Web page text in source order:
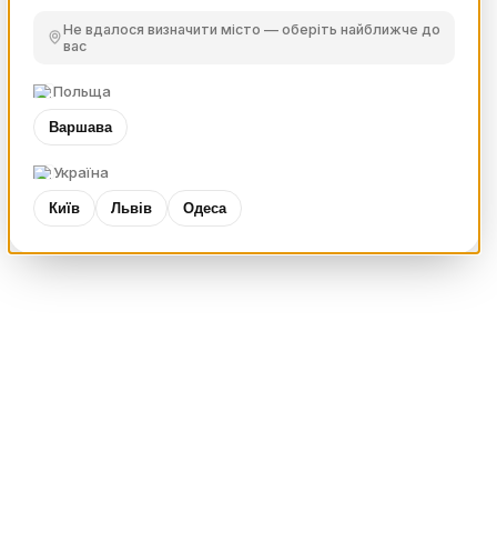
Не вдалося визначити місто — оберіть найближче до
вас
Польща
Варшава
Україна
Київ Львів Одеса